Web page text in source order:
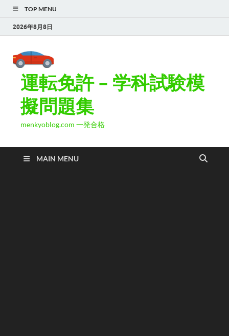
TOP MENU
2026年8月8日
運転免許 – 学科試験模
擬問題集
menkyoblog.com 一発合格
MAIN MENU